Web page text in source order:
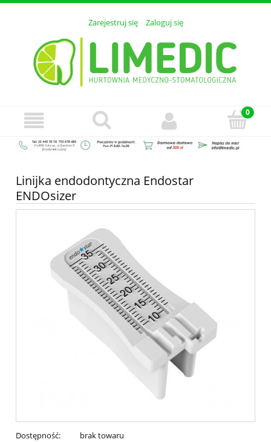
Zarejestruj się Zaloguj się
Linijka endodontyczna Endostar
ENDOsizer
Dostępność: brak towaru